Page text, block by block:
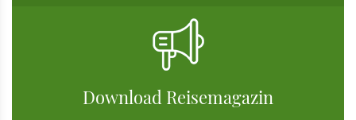
Download Reisemagazin